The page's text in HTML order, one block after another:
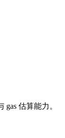
估算能力。